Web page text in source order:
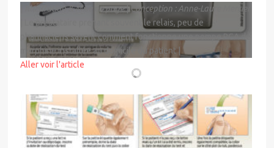
Illustration & Mise en page|Conception : Anne-Laure Mercier
| Le prestataire prenant souvent le relais, peu de
pharmaciens savent comment fonctionne une pompe PCA de
morphine installée au domicile du patient |
Aller voir l'article